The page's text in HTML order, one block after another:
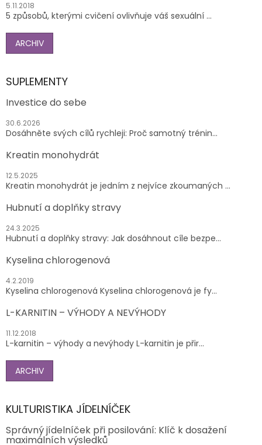
5.11.2018
5 způsobů, kterými cvičení ovlivňuje váš sexuální ...
ARCHIV
SUPLEMENTY
Investice do sebe
30.6.2026
Dosáhněte svých cílů rychleji: Proč samotný trénin...
Kreatin monohydrát
12.5.2025
Kreatin monohydrát je jedním z nejvíce zkoumaných ...
Hubnutí a doplňky stravy
24.3.2025
Hubnutí a doplňky stravy: Jak dosáhnout cíle bezpe...
Kyselina chlorogenová
4.2.2019
Kyselina chlorogenová Kyselina chlorogenová je fy...
L-KARNITIN – VÝHODY A NEVÝHODY
11.12.2018
L-karnitin – výhody a nevýhody L-karnitin je přir...
ARCHIV
KULTURISTIKA JÍDELNÍČEK
Správný jídelníček při posilování: Klíč k dosažení
maximálních výsledků